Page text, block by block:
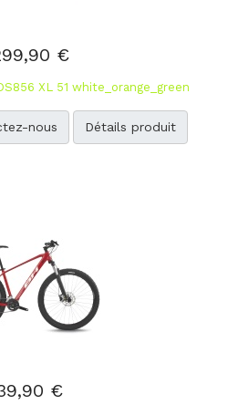
€
XL 51 white_orange_green
nous Détails produit
€